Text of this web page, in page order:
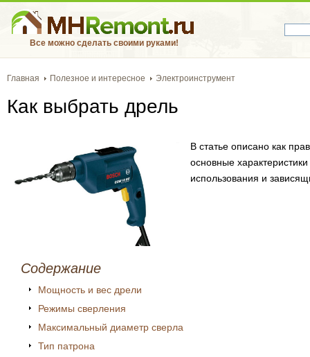
Все можно сделать своими руками!
Главная Полезное и интересное Электроинструмент
Как выбрать дрель
В статье описано как
основные
использования и
Содержание
Мощность и вес дрели
Режимы сверления
Максимальный диаметр сверла
Тип патрона